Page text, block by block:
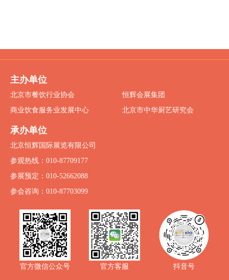
主办单位
北京市餐饮行业协会
恒辉会展集团
商业饮食服务业发展中心
北京市中华厨艺研究会
承办单位
北京恒辉国际展览有限公司
参观热线：010-87709177
参展预定：010-52662088
参会咨询：010-87703099
官方微信公众号 官方客服 抖音号